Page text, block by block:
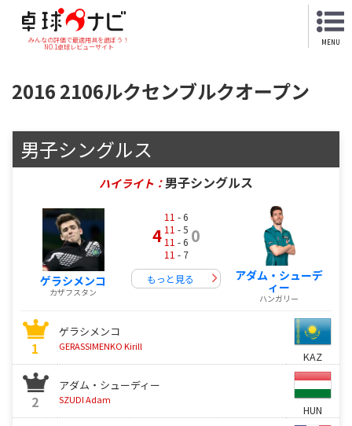
みんなの評価で最適用具を選ぼう！
NO.1卓球レビューサイト
MENU
2016 2106ルクセンブルクオープン
男子シングルス
ハイライト： 男子シングルス
ゲラシメンコ
カザフスタン
4
11 - 6
11 - 5
11 - 6
11 - 7
0
もっと見る アダム・シューデ
ィー
ハンガリー
1
ゲラシメンコ
GERASSIMENKO Kirill
KAZ
2
アダム・シューディー
SZUDI Adam
HUN